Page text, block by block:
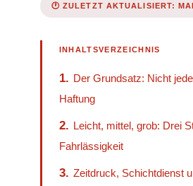
🕐 ZULETZT AKTUALISIERT:
INHALTSVERZEICHNIS
1. Der Grundsatz: Nicht
Haftung
2. Leicht, mittel, grob: Drei
Fahrlässigkeit
3. Zeitdruck, Schichtdienst